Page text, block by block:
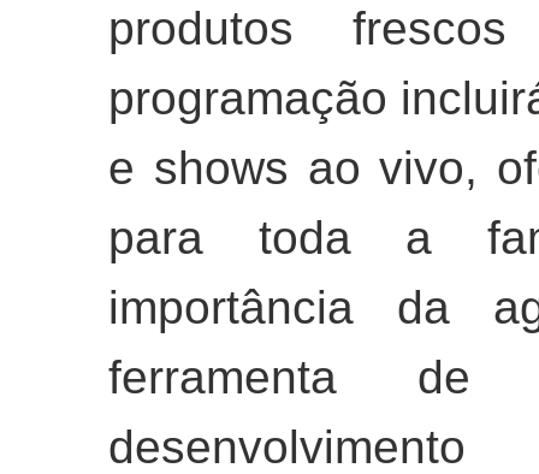
produtos
programação
e shows ao vivo,
para toda a
importância da
ferramenta de